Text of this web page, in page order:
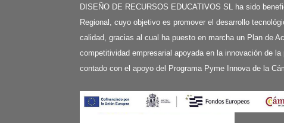
DISEÑO DE RECURSOS EDUCATIVOS SL ha sido
Regional, cuyo objetivo es promover el desarrollo
calidad, gracias al cual ha puesto en marcha un Plan de
competitividad empresarial apoyada en la innovación de
contado con el apoyo del Programa Pyme Innova de la